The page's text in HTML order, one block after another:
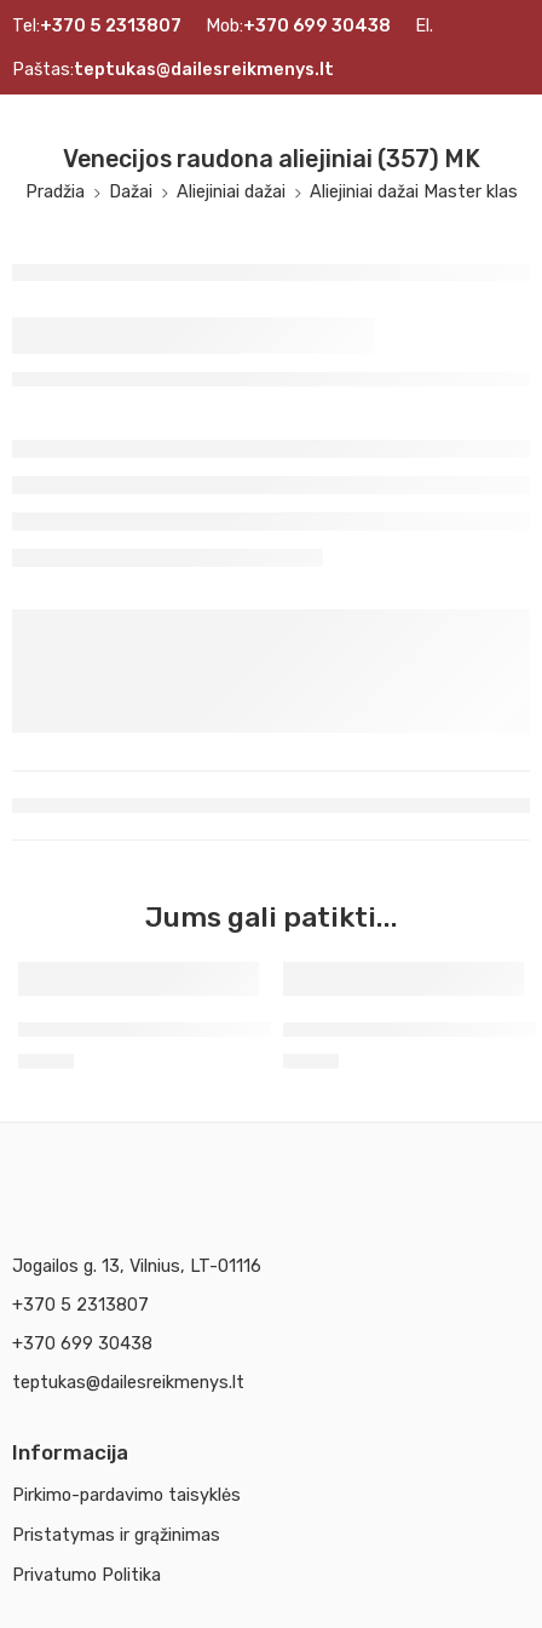
Tel:+370 5 2313807 Mob:+370 699 30438 El.
Paštas:teptukas@dailesreikmenys.lt
Venecijos raudona aliejiniai (357) MK
Pradžia Dažai Aliejiniai dažai Aliejiniai dažai Master klas
Jums gali patikti...
Jogailos g. 13, Vilnius, LT-01116
+370 5 2313807
+370 699 30438
teptukas@dailesreikmenys.lt
Informacija
Pirkimo-pardavimo taisyklės
Pristatymas ir grąžinimas
Privatumo Politika